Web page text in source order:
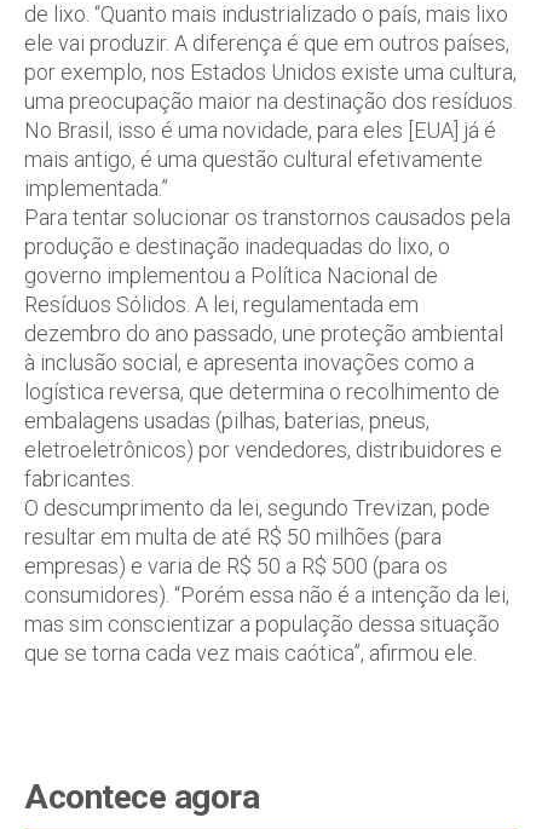
de lixo. “Quanto mais industrializado o país, mais lixo
ele vai produzir. A diferença é que em outros países,
por exemplo, nos Estados Unidos existe uma cultura,
uma preocupação maior na destinação dos resíduos.
No Brasil, isso é uma novidade, para eles [EUA] já é
mais antigo, é uma questão cultural efetivamente
implementada.”
Para tentar solucionar os transtornos causados pela
produção e destinação inadequadas do lixo, o
governo implementou a Política Nacional de
Resíduos Sólidos. A lei, regulamentada em
dezembro do ano passado, une proteção ambiental
à inclusão social, e apresenta inovações como a
logística reversa, que determina o recolhimento de
embalagens usadas (pilhas, baterias, pneus,
eletroeletrônicos) por vendedores, distribuidores e
fabricantes.
O descumprimento da lei, segundo Trevizan, pode
resultar em multa de até R$ 50 milhões (para
empresas) e varia de R$ 50 a R$ 500 (para os
consumidores). “Porém essa não é a intenção da lei,
mas sim conscientizar a população dessa situação
que se torna cada vez mais caótica”, afirmou ele.
Acontece agora